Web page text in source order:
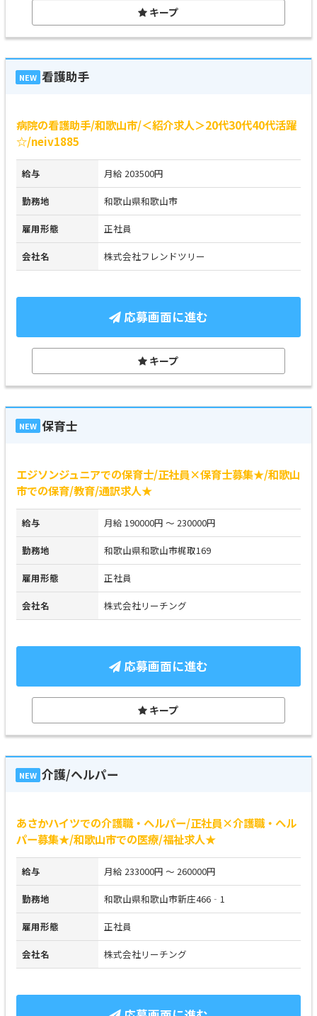
キープ
NEW 看護助手
病院の看護助手/和歌山市/＜紹介求人＞20代30代40代活躍
☆/neiv1885
給与 月給 203500円
勤務地 和歌山県和歌山市
雇用形態 正社員
会社名 株式会社フレンドツリー
応募画面に進む
キープ
NEW 保育士
エジソンジュニアでの保育士/正社員×保育士募集★/和歌山
市での保育/教育/通訳求人★
給与 月給 190000円 ～ 230000円
勤務地 和歌山県和歌山市梶取169
雇用形態 正社員
会社名 株式会社リーチング
応募画面に進む
キープ
NEW 介護/ヘルパー
あさかハイツでの介護職・ヘルパー/正社員×介護職・ヘル
パー募集★/和歌山市での医療/福祉求人★
給与 月給 233000円 ～ 260000円
勤務地 和歌山県和歌山市新庄466‐1
雇用形態 正社員
会社名 株式会社リーチング